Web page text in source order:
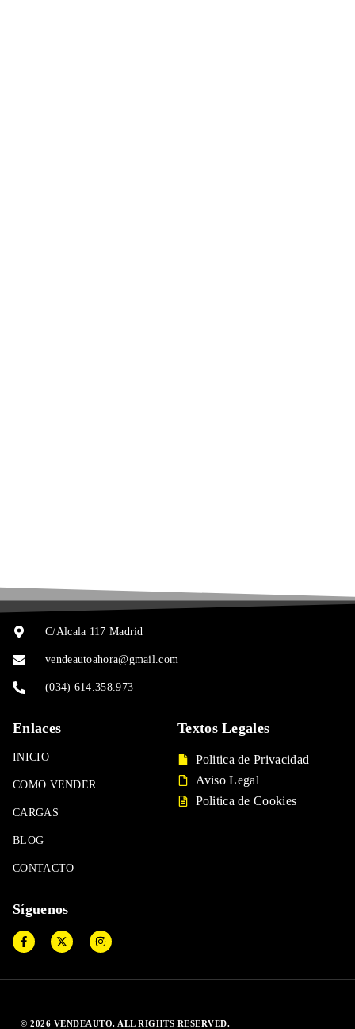
C/Alcala 117 Madrid
vendeautoahora@gmail.com
(034) 614.358.973
Enlaces
INICIO
COMO VENDER
CARGAS
BLOG
CONTACTO
Textos Legales
Politica de Privacidad
Aviso Legal
Politica de Cookies
Síguenos
© 2026 VENDEAUTO. ALL RIGHTS RESERVED.